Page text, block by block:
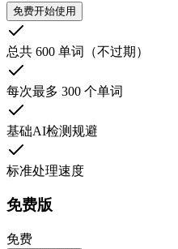
免费开始使用
总共 600 单词（不过期）
每次最多 300 个单词
基础AI检测规避
标准处理速度
免费版
免费